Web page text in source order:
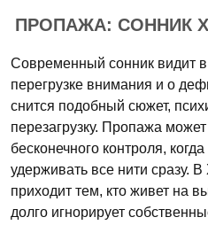
ПРОПАЖА: СОННИК
Современный сонник видит
перегрузке внимания и о
снится подобный сюжет,
перезагрузку. Пропажа
бесконечного контроля,
удерживать все нити сразу. В
приходит тем, кто живет на
долго игнорирует